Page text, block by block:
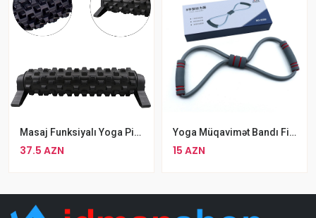
Masaj Funksiyalı Yoga Pilates Silinderi
37.5 AZN
Yoga Müqavimət Bandı Fitness Rezin Espander
15 AZN